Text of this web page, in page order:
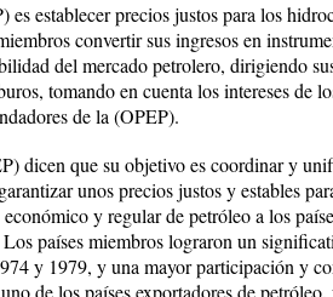
establecer precios justos para los
convertir sus ingresos en
del mercado petrolero, dirigiendo
tomando en cuenta los intereses de
de la (OPEP).
dicen que su objetivo es coordinar y
unos precios justos y estables
y regular de petróleo a los
países miembros lograron un
y 1979, y una mayor participación y
de los países exportadores de